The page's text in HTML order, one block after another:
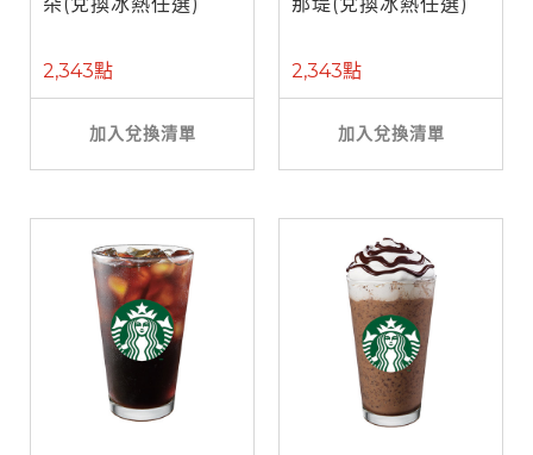
2,343點
加入兌換清單
2,343點
加入兌換清單